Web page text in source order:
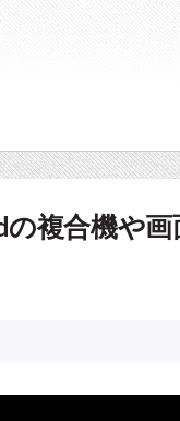
複合機や